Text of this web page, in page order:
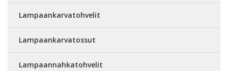
Lampaankarvatohvelit
Lampaankarvatossut
Lampaannahkatohvelit